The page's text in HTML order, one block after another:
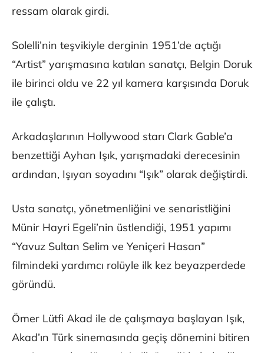
ressam olarak girdi.
Solelli’nin teşvikiyle derginin 1951’de açtığı
“Artist” yarışmasına katılan sanatçı, Belgin Doruk
ile birinci oldu ve 22 yıl kamera karşısında Doruk
ile çalıştı.
Arkadaşlarının Hollywood starı Clark Gable’a
benzettiği Ayhan Işık, yarışmadaki derecesinin
ardından, Işıyan soyadını “Işık” olarak değiştirdi.
Usta sanatçı, yönetmenliğini ve senaristliğini
Münir Hayri Egeli’nin üstlendiği, 1951 yapımı
“Yavuz Sultan Selim ve Yeniçeri Hasan”
filmindeki yardımcı rolüyle ilk kez beyazperdede
göründü.
Ömer Lütfi Akad ile de çalışmaya başlayan Işık,
Akad’ın Türk sinemasında geçiş dönemini bitiren